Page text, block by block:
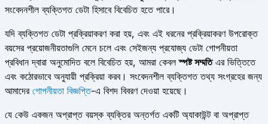
সংবেদনশীল ব্যক্তিগত ডেটা হিসাবে বিবেচিত হতে পারে।
যদি ব্যক্তিগত ডেটা প্রক্রিয়াকরণ করা হয়, এবং এই ধরনের প্রক্রিয়াকরণ উপরোক্ত
বয়সের প্রয়োজনীয়তাগুলি মেনে চলে এবং সেইজন্য প্রযোজ্য ডেটা গোপনীয়তা
প্রবিধান দ্বারা অনুমোদিত বলে বিবেচিত হয়, আমরা কেবলস্পষ্ট সম্মতিএর ভিত্তিতে
এবং কঠোরভাবে অনুযায়ী প্রক্রিয়া করব। সংবেদনশীল ব্যক্তিগত তথ্য সংগ্রহের জন্য
আমাদের গোপনীয়তা বিজ্ঞপ্তি-এ বিশদ বিবরণ দেওয়া হয়েছে।
যে কেউ একজন অপ্রাপ্ত বয়স্ক ব্যক্তির অন্তর্গত একটি অ্যাকাউন্ট বা অপ্রাপ্ত